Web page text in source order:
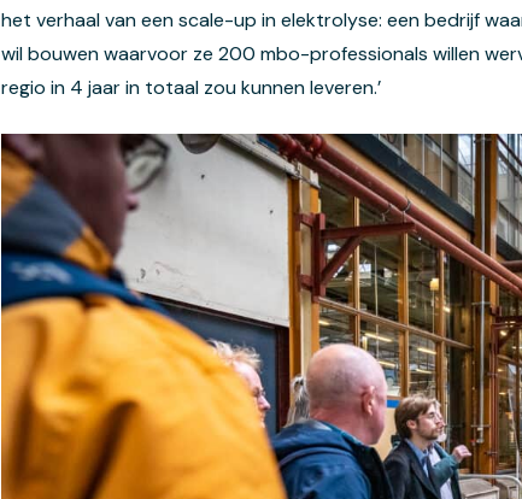
het verhaal van een scale-up in elektrolyse: een bedrijf
wil bouwen waarvoor ze 200 mbo-professionals willen
regio in 4 jaar in totaal zou kunnen leveren.’